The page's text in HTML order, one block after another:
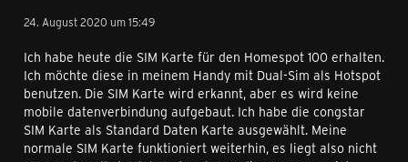
24. August 2020 um 15:49
Ich habe heute die SIM Karte für den Homespot 100 erhalten.
Ich möchte diese in meinem Handy mit Dual-Sim als Hotspot
benutzen. Die SIM Karte wird erkannt, aber es wird keine
mobile datenverbindung aufgebaut. Ich habe die congstar
SIM Karte als Standard Daten Karte ausgewählt. Meine
normale SIM Karte funktioniert weiterhin, es liegt also nicht